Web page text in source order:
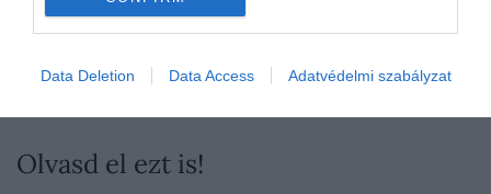
Data Deletion Data Access Adatvédelmi szabályzat
test egyes részeinek gyakori nyalogatása, de akár a
fül tartása vagy a szőrzet állapota isárulkodólehet.
Ezek külön-külön nehezen értelmezhetők, együtt
azonban kirajzolhatnak egy mintázatot.
Olvasd el ezt is!